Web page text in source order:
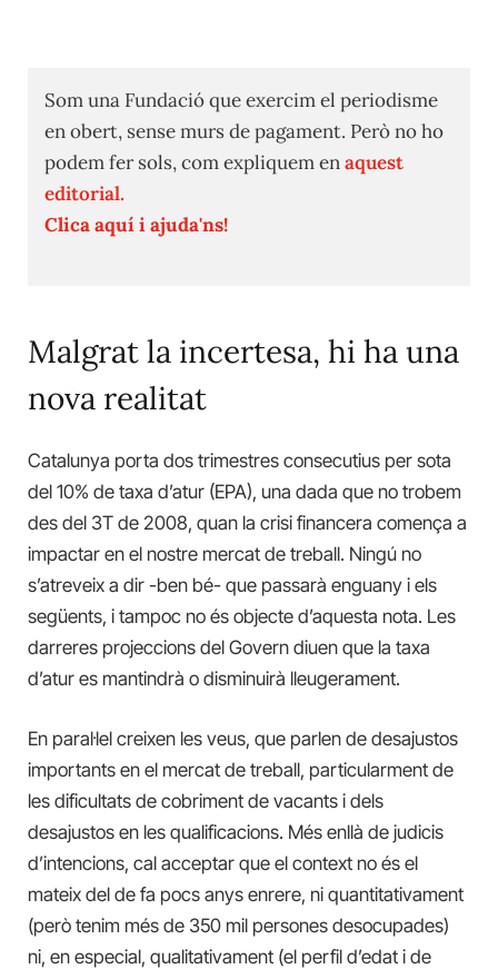
Som una Fundació que exercim el periodisme
en obert, sense murs de pagament. Però no ho
podem fer sols, com expliquem enaquest
editorial.
Clica aquí i ajuda'ns!
Malgrat la incertesa, hi ha una
nova realitat
Catalunya porta dos trimestres consecutius per sota
del 10% de taxa d’atur (EPA), una dada que no trobem
des del 3T de 2008, quan la crisi financera comença a
impactar en el nostre mercat de treball. Ningú no
s’atreveix a dir -ben bé- que passarà enguany i els
següents, i tampoc no és objecte d’aquesta nota. Les
darreres projeccions del Govern diuen que la taxa
d’atur es mantindrà o disminuirà lleugerament.
En paral·lel creixen les veus, que parlen de desajustos
importants en el mercat de treball, particularment de
les dificultats de cobriment de vacants i dels
desajustos en les qualificacions. Més enllà de judicis
d’intencions, cal acceptar que el context no és el
mateix del de fa pocs anys enrere, ni quantitativament
(però tenim més de 350 mil persones desocupades)
ni, en especial, qualitativament (el perfil d’edat i de